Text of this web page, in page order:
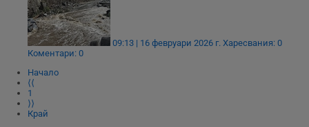
09:13 | 16 февруари 2026 г. Харесвания: 0
Коментари: 0
Начало
⟨⟨
1
⟩⟩
Край